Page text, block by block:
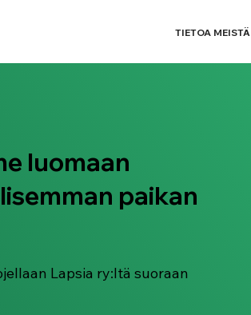
TIETOA MEISTÄ
luomaan
paikan
Lapsia ry:ltä suoraan